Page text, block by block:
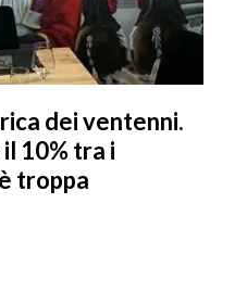
dei ventenni.
10% tra i
troppa